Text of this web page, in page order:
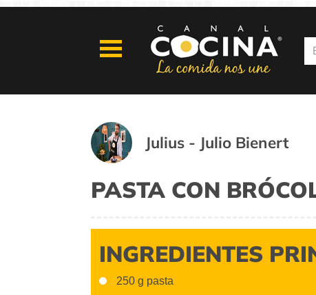
Julius - Julio Bienert
PASTA CON
INGREDIENTES
250 g pasta